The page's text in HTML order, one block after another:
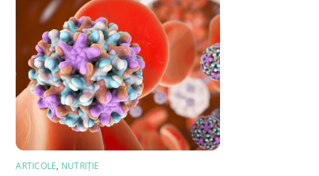
ARTICOLE, NUTRIȚIE